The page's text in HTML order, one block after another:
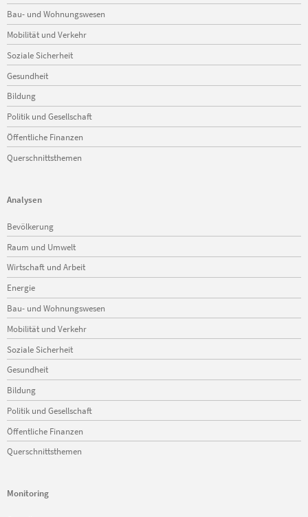
Bau- und Wohnungswesen
Mobilität und Verkehr
Soziale Sicherheit
Gesundheit
Bildung
Politik und Gesellschaft
Öffentliche Finanzen
Querschnittsthemen
Analysen
Navigation
überspringen
Bevölkerung
Raum und Umwelt
Wirtschaft und Arbeit
Energie
Bau- und Wohnungswesen
Mobilität und Verkehr
Soziale Sicherheit
Gesundheit
Bildung
Politik und Gesellschaft
Öffentliche Finanzen
Querschnittsthemen
Monitoring